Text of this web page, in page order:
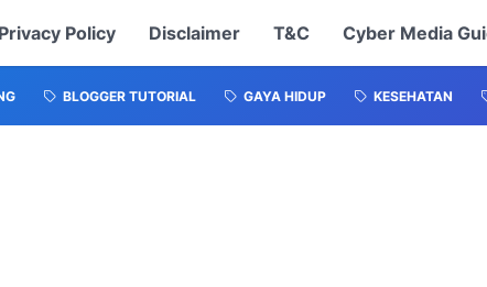
Privacy Policy Disclaimer T&C Cyber Media
BLOGGER TUTORIAL GAYA HIDUP KESEHATAN